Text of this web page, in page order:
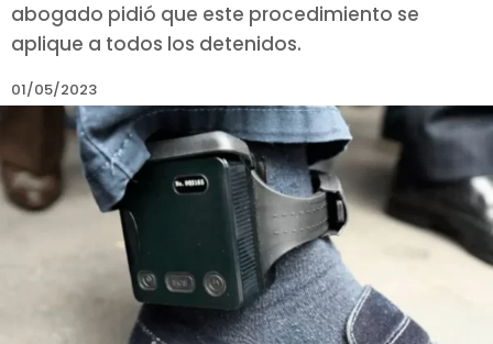
abogado pidió que este procedimiento se
aplique a todos los detenidos.
01/05/2023